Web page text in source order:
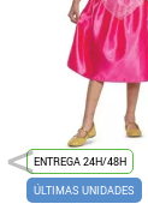
ENTREGA 24H/48H
ÚLTIMAS UNIDADES